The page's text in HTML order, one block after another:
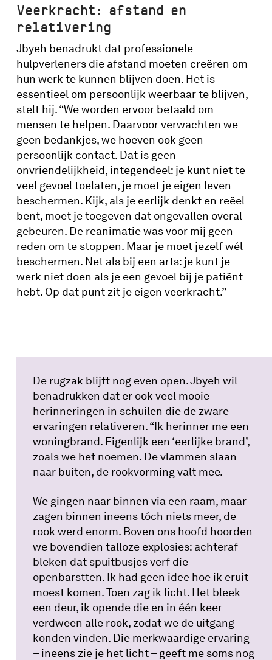
Veerkracht: afstand en
relativering
Jbyeh benadrukt dat professionele
hulpverleners die afstand moeten creëren om
hun werk te kunnen blijven doen. Het is
essentieel om persoonlijk weerbaar te blijven,
stelt hij. “We worden ervoor betaald om
mensen te helpen. Daarvoor verwachten we
geen bedankjes, we hoeven ook geen
persoonlijk contact. Dat is geen
onvriendelijkheid, integendeel: je kunt niet te
veel gevoel toelaten, je moet je eigen leven
beschermen. Kijk, als je eerlijk denkt en reëel
bent, moet je toegeven dat ongevallen overal
gebeuren. De reanimatie was voor mij geen
reden om te stoppen. Maar je moet jezelf wél
beschermen. Net als bij een arts: je kunt je
werk niet doen als je een gevoel bij je patiënt
hebt. Op dat punt zit je eigen veerkracht.”
De rugzak blijft nog even open.Jbyeh wil
benadrukken dat er ook veel mooie
herinneringen in schuilen die de zware
ervaringen relativeren. “Ik herinner me een
woningbrand. Eigenlijk een ‘eerlijke brand’,
zoals we het noemen. De vlammen slaan
naar buiten, de rookvorming valt mee.
We gingen naar binnen via een raam, maar
zagen binnen ineens tóch niets meer, de
rook werd enorm. Boven ons hoofd hoorden
we bovendien talloze explosies: achteraf
bleken dat spuitbusjes verf die
openbarstten. Ik had geen idee hoe ik eruit
moest komen. Toen zag ik licht. Het bleek
een deur, ik opende die en in één keer
verdween alle rook, zodat we de uitgang
konden vinden. Die merkwaardige ervaring
– ineens zie je het licht – geeft me soms nog